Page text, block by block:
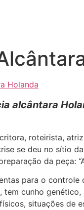
Holanda
alcântara
roteirista,
se deu no sítio
da peça:
para o controle
tem cunho
situações de